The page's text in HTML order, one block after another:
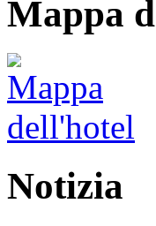
Mappa
Notizia